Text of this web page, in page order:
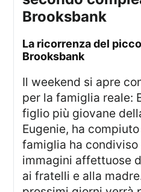
Brooksbank
La ricorrenza del piccolo Ernest
Brooksbank
Il weekend si apre con una nota di festa
per la famiglia reale:
figlio più giovane
Eugenie, ha
famiglia ha
immagini affettuose
ai fratelli e alla